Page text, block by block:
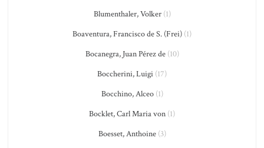
Blumenthaler, Volker(1)
Boaventura, Francisco de S. (Frei) (1)
Bocanegra, Juan Pérez de(10)
Boccherini, Luigi (17)
Bocchino, Alceo(1)
Bocklet, Carl Maria von (1)
Boesset, Anthoine(3)